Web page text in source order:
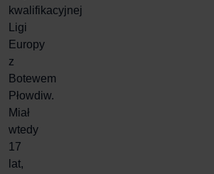
kwalifikacyjnej
Ligi
Europy
z
Botewem
Płowdiw.
Miał
wtedy
17
lat,